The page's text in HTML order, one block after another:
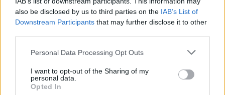
also be disclosed by us to third parties on the IAB’s List of
Downstream Participants that may further disclose it to other
Personal Data Processing Opt Outs
I want to opt-out of the Sharing of my
personal data.
Opted In